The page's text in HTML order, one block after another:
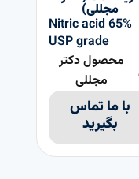
مجللی)
Nitric acid 65%
USP grade
محصول دکتر
مجللی
با ما تماس
بگیرید